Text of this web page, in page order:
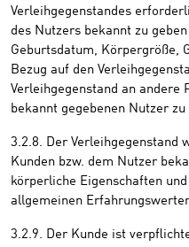
Verleihgegenstandes
des Nutzers bekannt zu
Geburtsdatum, Körpergröße,
Bezug auf den
Verleihgegenstand an andere
bekannt gegebenen Nutzer zu
3.2.8. Der Verleihgegenstand
Kunden bzw. dem Nutzer
körperliche Eigenschaften
allgemeinen
3.2.9. Der Kunde ist